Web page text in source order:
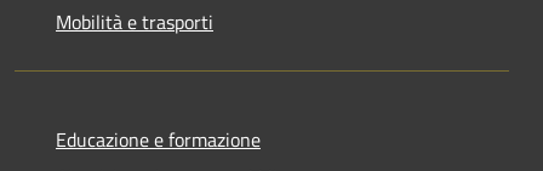
Mobilità e trasporti
Educazione e formazione